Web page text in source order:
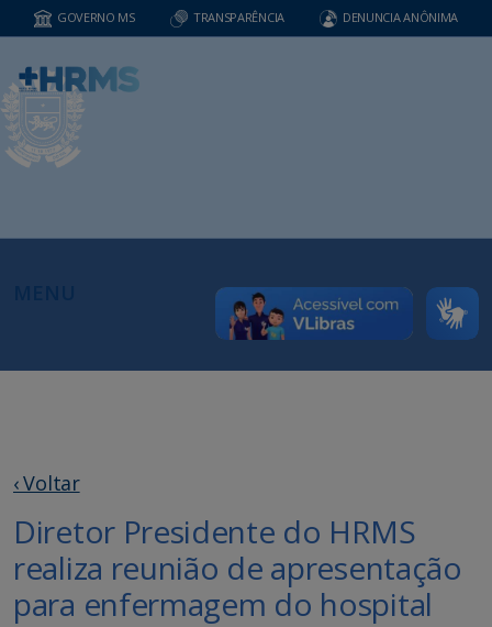
GOVERNO MS TRANSPARÊNCIA DENUNCIA ANÔNIMA
‹ Voltar
Diretor Presidente do HRMS
realiza reunião de apresentação
para enfermagem do hospital